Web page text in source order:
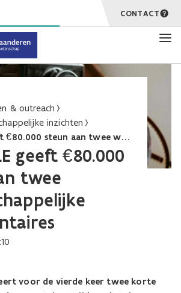
CONTACT
& outreach
inzichten
DOCVILLE geeft €80.000 steun aan twee wetenschappelijke documentaires
geeft €80.000
twee
voor de vierde keer twee korte